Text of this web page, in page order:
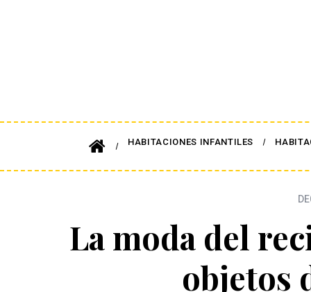
HABITACIONES INFANTILES
La moda del
objetos